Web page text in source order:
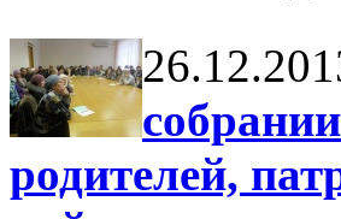
родителей,